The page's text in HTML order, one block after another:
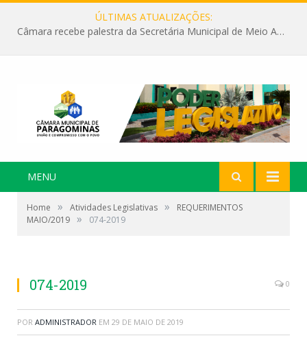
ÚLTIMAS ATUALIZAÇÕES:
Câmara recebe palestra da Secretária Municipal de Meio Ambiente sobre as ações da “SEMANA DO MEIO AMBIENTE”
MENU
Home » Atividades Legislativas »
REQUERIMENTOS
MAIO/2019 » 074-2019
074-2019 0
POR ADMINISTRADOR EM 29 DE MAIO DE 2019